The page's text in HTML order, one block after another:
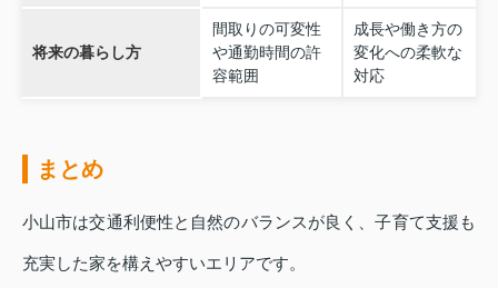
将来の暮らし方
間取りの可変性
や通勤時間の許
容範囲
成長や働き方の
変化への柔軟な
対応
まとめ
小山市は交通利便性と自然のバランスが良く、子育て支援も
充実した家を構えやすいエリアです。